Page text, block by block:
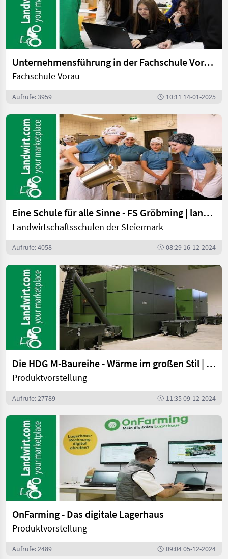
Unternehmensführung in der Fachschule Vorau | landwirt.com
Fachschule Vorau
Aufrufe: 3959 10:11 14-01-2025
Eine Schule für alle Sinne - FS Gröbming | landwirt.com
Landwirtschaftsschulen der Steiermark
Aufrufe: 4058 08:29 16-12-2024
Die HDG M-Baureihe - Wärme im großen Stil | landwirt.com
Produktvorstellung
Aufrufe: 27789 11:35 09-12-2024
OnFarming - Das digitale Lagerhaus
Produktvorstellung
Aufrufe: 2489 09:04 05-12-2024